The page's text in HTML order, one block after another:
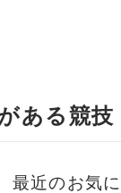
ある競技
最近のお気に